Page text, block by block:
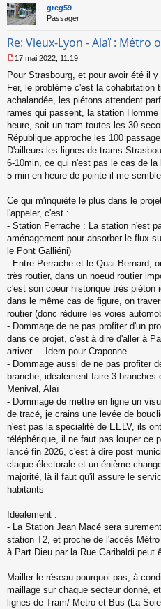
greg59
Passager
Re: Vieux-Lyon - Alaï : Métro
e
s
s
g
e
n
o
n
u
17 mai 2022, 11:19
Pour Strasbourg, et pour avoir été il
Fer, le problème c'est la
achalandée, les piétons attendent
rames qui passent, la station
heure, soit un tram toutes les 30
République approche les 100
D'ailleurs les lignes de trams
6-10min, ce qui n'est pas le cas de
5 min en heure de pointe il me
Ce qui m'inquiète le plus dans le
l'appeler, c'est :
- Station Perrache : La station n'est
aménagement pour absorber le flux
le Pont Galliéni)
- Entre Perrache et le Quai Bernard,
très routier, dans un noeud routier
c'est son coeur historique très piéton
dans le même cas de figure, on
routier (donc réduire les voies
- Dommage de ne pas profiter d'un
dans ce projet, c'est à dire d'aller à
arriver.... Idem pour Craponne
- Dommage aussi de ne pas profiter
branche, idéalement faire 3
Menival, Alaï
- Dommage de mettre en ligne un
de tracé, je crains une levée de
n'est pas la spécialité de EELV, ils
téléphérique, il ne faut pas louper ce
lancé fin 2026, c'est à dire post
claque électorale et un énième
majorité, là il faut qu'il assure le
habitants
Idéalement :
- La Station Jean Macé sera
station T2, et proche de l'accès
à Part Dieu par la Rue Garibaldi peut
Mailler le réseau pourquoi pas, à
maillage sur chaque secteur donné,
lignes de Tram/ Metro et Bus (La